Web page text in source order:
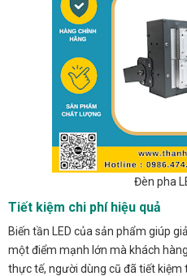
Đèn pha
Tiết kiệm chi phí hiệu quả
Biến tần LED của sản phẩm giúp
một điểm mạnh lớn mà khách
thực tế, người dùng cũ đã tiết kiệm